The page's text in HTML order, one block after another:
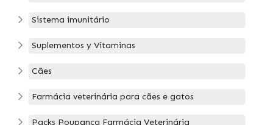
Sistema imunitário
Suplementos y Vitaminas
Cães
Farmácia veterinária para cães e gatos
Packs Poupança Farmácia Veterinária